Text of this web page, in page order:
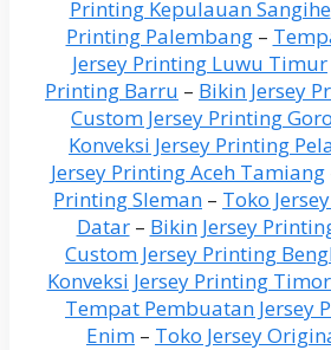
Printing Kepulauan Sangihe
Printing Palembang–
Jersey Printing Luwu Timur
Printing Barru – Bikin Jersey
Custom Jersey Printing
Konveksi Jersey Printing
Jersey Printing Aceh Tamiang
Printing Sleman – Toko
Datar– Bikin Jersey
Custom Jersey Printing
Konveksi Jersey Printing
Tempat Pembuatan Jersey
Enim – Toko Jersey